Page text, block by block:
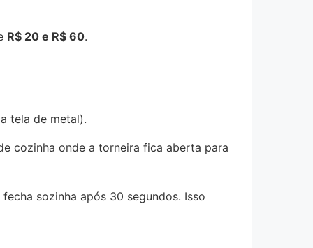
R$ 20 e R$ 60.
tela de metal).
cozinha onde a torneira fica aberta para
sozinha após 30 segundos. Isso